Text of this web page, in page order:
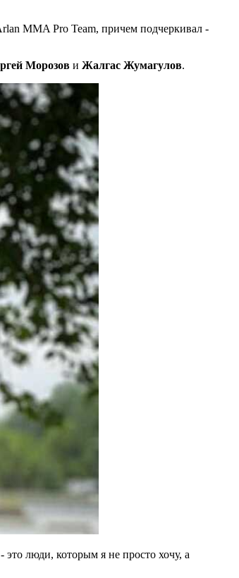
MMA Pro Team, причем подчеркивал -
Морозов и Жалгас Жумагулов.
люди, которым я не просто хочу, а